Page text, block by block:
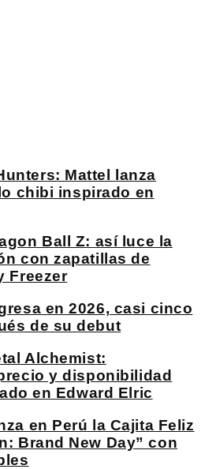
Mattel lanza
chibi inspirado en
Ball Z: así luce la
con zapatillas de
Freezer
en 2026, casi cinco
de su debut
Alchemist:
y disponibilidad
en Edward Elric
en Perú la Cajita Feliz
Brand New Day” con